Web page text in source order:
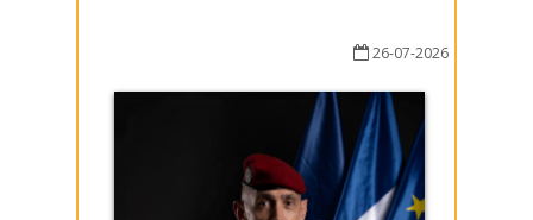
26-07-2026